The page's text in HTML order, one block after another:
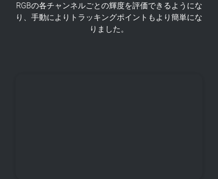
RGBの各チャンネルごとの輝度を評価できるようにな
り、手動によりトラッキングポイントもより簡単にな
りました。